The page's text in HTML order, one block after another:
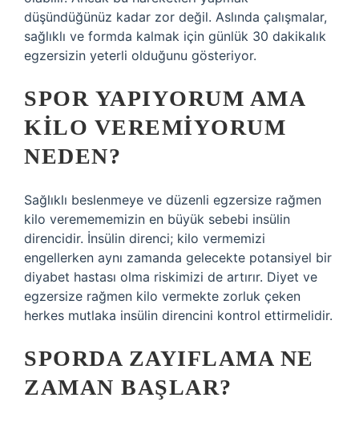
düşündüğünüz kadar zor değil. Aslında çalışmalar,
sağlıklı ve formda kalmak için günlük 30 dakikalık
egzersizin yeterli olduğunu gösteriyor.
SPOR YAPIYORUM AMA
KILO VEREMIYORUM
NEDEN?
Sağlıklı beslenmeye ve düzenli egzersize rağmen
kilo veremememizin en büyük sebebi insülin
direncidir. İnsülin direnci; kilo vermemizi
engellerken aynı zamanda gelecekte potansiyel bir
diyabet hastası olma riskimizi de artırır. Diyet ve
egzersize rağmen kilo vermekte zorluk çeken
herkes mutlaka insülin direncini kontrol ettirmelidir.
SPORDA ZAYIFLAMA NE
ZAMAN BAŞLAR?